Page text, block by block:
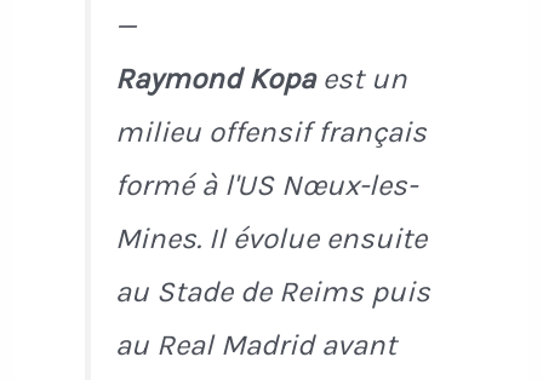
—
Raymond Kopaest un
milieu offensif français
formé à l'US Nœux-les-
Mines. Il évolue ensuite
au Stade de Reims puis
au Real Madrid avant